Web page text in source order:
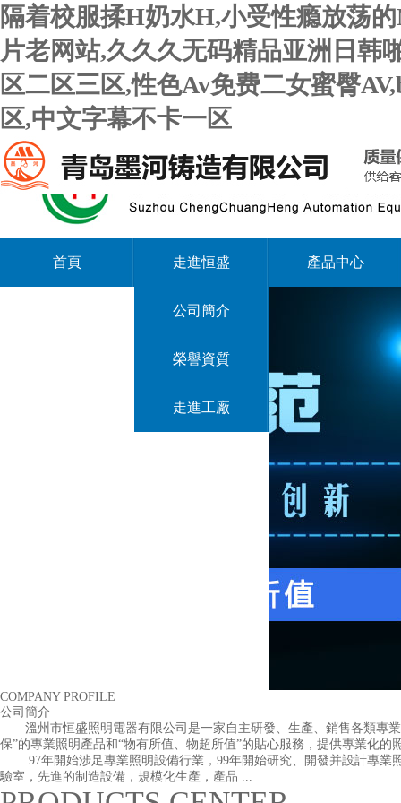
隔着校服揉H奶水H,小受性瘾放荡
片老网站,久久久无码精品亚洲日韩
区二区三区,性色Av免费二女蜜臀
区,中文字幕不卡一区
首頁 走進恒盛
公司簡介
榮譽資質
走進工廠
產品中心
COMPANY PROFILE
公司簡介
溫州市恒盛照明電器有限公司是一家自主研發、生產、銷售各類專業
保”的專業照明產品和“物有所值、物超所值”的貼心服務，提供專業化的
97年開始涉足專業照明設備行業，99年開始研究、開發并設計專業
驗室，先進的制造設備，規模化生產，產品 ...